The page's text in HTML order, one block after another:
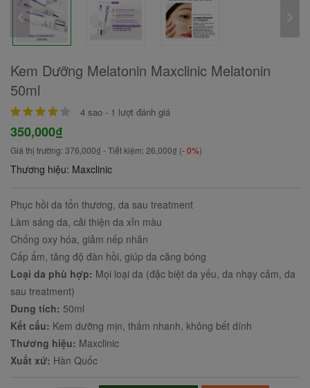
Kem Dưỡng Melatonin Maxclinic Melatonin
50ml
4 sao - 1 lượt đánh giá
350,000₫
Giá thị trường: 376,000₫ - Tiết kiệm: 26,000₫ (- 0%)
Thương hiệu: Maxclinic
Phục hồi da tổn thương, da sau treatment
Làm sáng da, cải thiện da xỉn màu
Chống oxy hóa, giảm nếp nhăn
Cấp ẩm, tăng độ đàn hồi, giúp da căng bóng
Loại da phù hợp: Mọi loại da (đặc biệt da yếu, da nhạy cảm, da
sau treatment)
Dung tích: 50ml
Kết cấu: Kem dưỡng mịn, thấm nhanh, không bết dính
Thương hiệu: Maxclinic
Xuất xứ: Hàn Quốc